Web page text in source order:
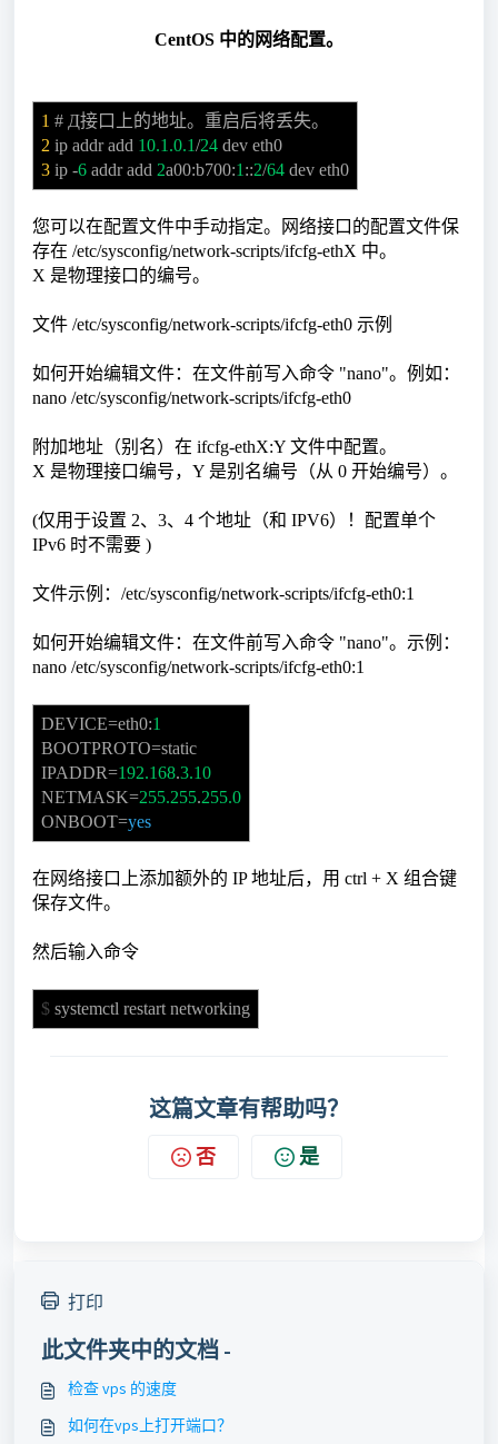
CentOS 中的网络配置。
1 # Д接口上的地址。重启后将丢失。
2 ip addr add 10.1.0.1/24dev eth0
3 ip -6addr add 2a00:b700:1 ::2/64dev eth0
您可以在配置文件中手动指定。网络接口的配置文件保
存在 /etc/sysconfig/network-scripts/ifcfg-ethX 中。
X 是物理接口的编号。
文件 /etc/sysconfig/network-scripts/ifcfg-eth0 示例
如何开始编辑文件：在文件前写入命令 "nano"。例如：
nano /etc/sysconfig/network-scripts/ifcfg-eth0
附加地址（别名）在 ifcfg-ethX:Y 文件中配置。
X 是物理接口编号，Y 是别名编号（从 0 开始编号）。
(仅用于设置 2、3、4 个地址（和 IPV6）！配置单个
IPv6 时不需要 )
文件示例：/etc/sysconfig/network-scripts/ifcfg-eth0:1
如何开始编辑文件：在文件前写入命令 "nano"。示例：
nano /etc/sysconfig/network-scripts/ifcfg-eth0:1
DEVICE=eth0:1
BOOTPROTO=static
IPADDR=192.168.3.10
NETMASK=255.255.255.0
ONBOOT=yes
在网络接口上添加额外的 IP 地址后，用 ctrl + X 组合键
保存文件。
然后输入命令
$systemctl restart networking
这篇文章有帮助吗？
否 是
打印
此文件夹中的文档 -
检查 vps 的速度
如何在vps上打开端口？